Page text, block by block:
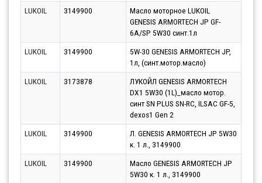
LUKOIL
3149900
Масло моторное LUKOIL
GENESIS ARMORTECH JP GF-
6A/SP 5W30 синт.1л
LUKOIL 3149900
5W-30 GENESIS ARMORTECH JP,
1л, (синт.мотор.масло)
LUKOIL
3173878
ЛУКОЙЛ GENESIS ARMORTECH
DX1 5W30 (1L)_масло мотор.
синт SN PLUS SN-RC, ILSAC GF-5,
dexos1 Gen 2
LUKOIL 3149900
Л. GENESIS ARMORTECH JP 5W30
к. 1 л., 3149900
LUKOIL
3149900
Масло GENESIS ARMORTECH JP
5W30 к. 1 л., 3149900